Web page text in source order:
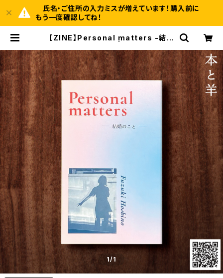
氏名・ご住所の入力ミスが増えています！購入前に
もう一度確認してね！
【ZINE】Personal matters -結婚
本と羊
1/1